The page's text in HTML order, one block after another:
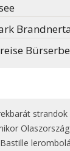
strandok
lerombolása